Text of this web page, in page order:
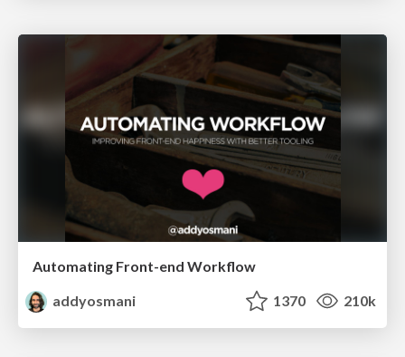
Automating Front-end Workflow
addyosmani
1370 210k